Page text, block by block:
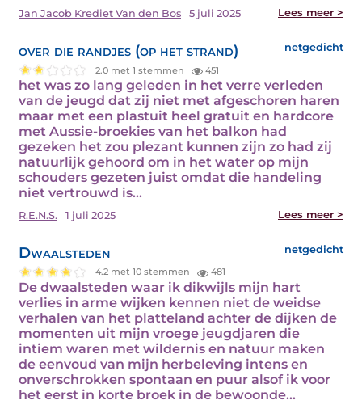
Jan Jacob Krediet Van den Bos 5 juli 2025 Lees meer >
over die randjes (op het strand) netgedicht
2.0 met 1 stemmen 451
het was zo lang geleden in het verre verleden
van de jeugd dat zij niet met afgeschoren haren
maar met een plastuit heel gratuit en hardcore
met Aussie-broekies van het balkon had
gezeken het zou plezant kunnen zijn zo had zij
natuurlijk gehoord om in het water op mijn
schouders gezeten juist omdat die handeling
niet vertrouwd is…
R.E.N.S. 1 juli 2025 Lees meer >
Dwaalsteden netgedicht
4.2 met 10 stemmen 481
De dwaalsteden waar ik dikwijls mijn hart
verlies in arme wijken kennen niet de weidse
verhalen van het platteland achter de dijken de
momenten uit mijn vroege jeugdjaren die
intiem waren met wildernis en natuur maken
de eenvoud van mijn herbeleving intens en
onverschrokken spontaan en puur alsof ik voor
het eerst in korte broek in de bewoonde…